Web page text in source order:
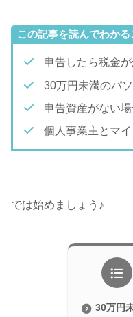
この記事を読んでわかる
申告したら税金が
30万円未満のパ
申告資産がない
個人事業主とマ
では始めましょう♪
30万円